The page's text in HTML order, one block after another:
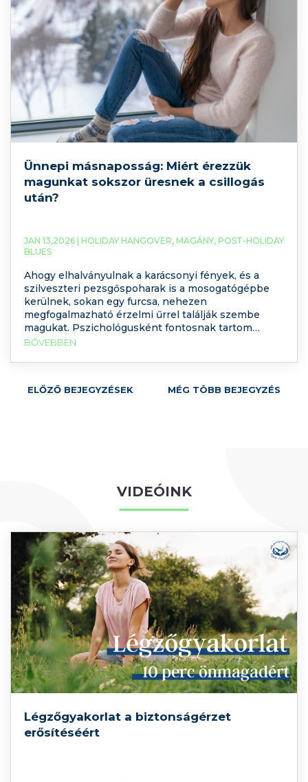
Ünnepi másnaposság: Miért érezzük
magunkat sokszor üresnek a csillogás
után?
JAN 13,2026 | HOLIDAY HANGOVER, MAGÁNY, POST-HOLIDAY
BLUES
Ahogy elhalványulnak a karácsonyi fények, és a
szilveszteri pezsgőspoharak is a mosogatógépbe
kerülnek, sokan egy furcsa, nehezen
megfogalmazható érzelmi űrrel találják szembe
magukat. Pszichológusként fontosnak tartom
tisztázni, hogy az év végi időszak két, egymástól jól
amelyeket gyakran összekeverünk: a Holiday Blues-
(ünnepi
BŐVEBBEN
ELŐZŐ BEJEGYZÉSEK MÉG TÖBB BEJEGYZÉS
VIDEÓINK
Légzőgyakorlat a biztonságérzet
erősítéséért